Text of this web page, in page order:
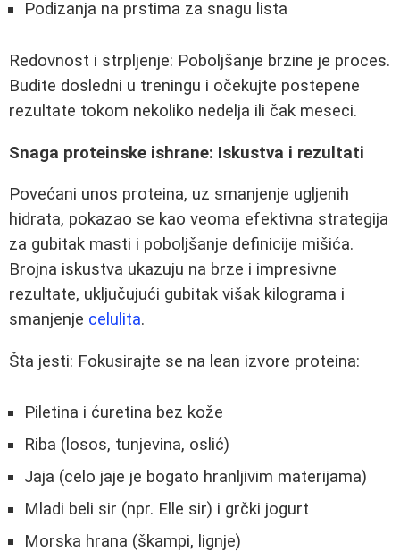
Podizanja na prstima za snagu lista
Redovnost i strpljenje: Poboljšanje brzine je proces.
Budite dosledni u treningu i očekujte postepene
rezultate tokom nekoliko nedelja ili čak meseci.
Snaga proteinske ishrane: Iskustva i rezultati
Povećani unos proteina, uz smanjenje ugljenih
hidrata, pokazao se kao veoma efektivna strategija
za gubitak masti i poboljšanje definicije mišića.
Brojna iskustva ukazuju na brze i impresivne
rezultate, uključujući gubitak višak kilograma i
smanjenje celulita.
Šta jesti: Fokusirajte se na lean izvore proteina:
Piletina i ćuretina bez kože
Riba (losos, tunjevina, oslić)
Jaja (celo jaje je bogato hranljivim materijama)
Mladi beli sir (npr. Elle sir) i grčki jogurt
Morska hrana (škampi, lignje)